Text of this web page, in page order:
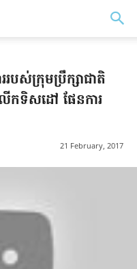
បស់ក្រុមប្រឹក្សាជាតិ
ើកទិសដៅ ផែនការ
21 February, 2017